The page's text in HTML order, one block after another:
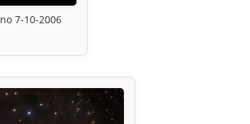
7-10-2006